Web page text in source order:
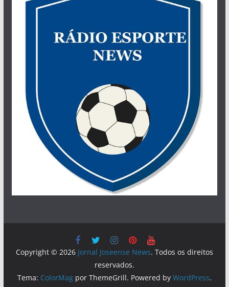
Copyright © 2026 Jornal Joseense News. Todos os direitos
reservados.
Tema: ColorMagpor ThemeGrill. Powered by WordPress.